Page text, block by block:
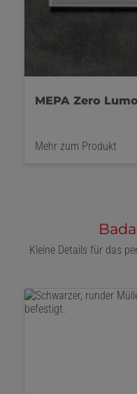
Bild: MEPA Air-
Mehr zum Produkt
Kleine Details für das